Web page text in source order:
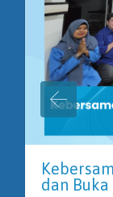
dan Buka